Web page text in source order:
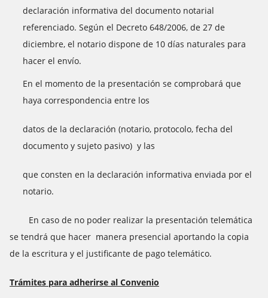
declaración informativa del documento notarial
referenciado. Según el Decreto 648/2006, de 27 de
diciembre, el notario dispone de 10 días naturales para
hacer el envío.
En el momento de la presentación se comprobará que
haya correspondencia entre los
datos de la declaración (notario, protocolo, fecha del
documento y sujeto pasivo) y las
que consten en la declaración informativa enviada por el
notario.
En caso de no poder realizar la presentación telemática
se tendrá que hacer manera presencial aportando la copia
de la escritura y el justificante de pago telemático.
Trámites para adherirse al Convenio